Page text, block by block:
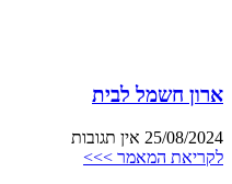
ארון חשמל לבית
25/08/2024 אין תגובות
לקריאת המאמר >>>